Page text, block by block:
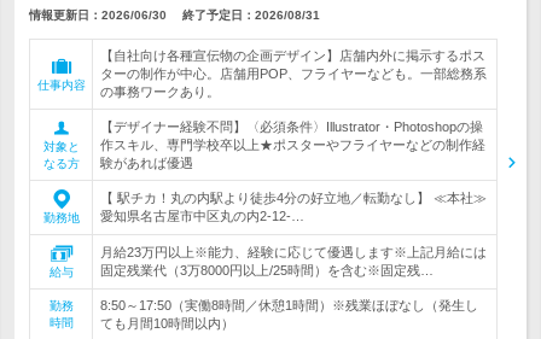
情報更新日：2026/06/30 終了予定日： 2026/08/31
仕事内容
【自社向け各種宣伝物の企画デザイン】店舗内外に掲示するポス
ターの制作が中心。店舗用POP、フライヤーなども。一部総務系
の事務ワークあり。
対象と
なる方
【デザイナー経験不問】〈必須条件〉Illustrator・Photoshopの操
作スキル、専門学校卒以上★ポスターやフライヤーなどの制作経
験があれば優遇
勤務地
【 駅チカ！丸の内駅より徒歩4分の好立地／転勤なし】 ≪本社≫
愛知県名古屋市中区丸の内2-12-…
給与
月給23万円以上※能力、経験に応じて優遇します※上記月給には
固定残業代（3万8000円以上/25時間）を含む※固定残…
勤務
時間
8:50～17:50（実働8時間／休憩1時間）※残業ほぼなし（発生し
ても月間10時間以内）